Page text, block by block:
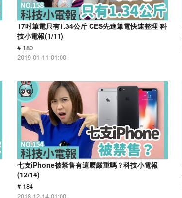
17吋筆電只有1.34公斤 CES先進筆電快速整理 科
技小電報(1/11)
# 180
2019-01-11 01:00
七支iPhone被禁售有這麼嚴重嗎？科技小電報
(12/14)
# 184
2018-12-14 01:00